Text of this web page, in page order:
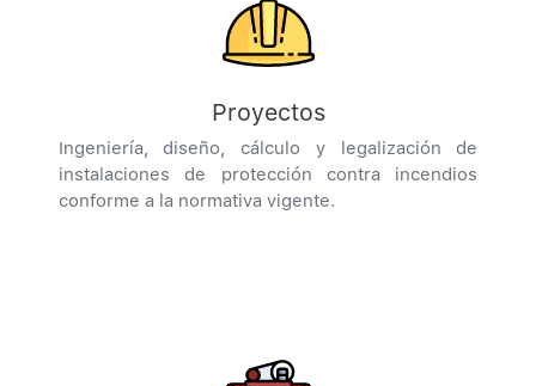
Proyectos
Ingeniería, diseño, cálculo y legalización de
instalaciones de protección contra incendios
conforme a la normativa vigente.